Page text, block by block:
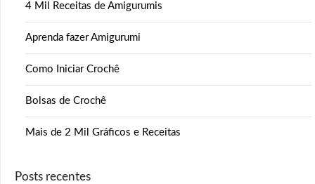
4 Mil Receitas de Amigurumis
Aprenda fazer Amigurumi
Como Iniciar Crochê
Bolsas de Crochê
Mais de 2 Mil Gráficos e Receitas
Posts recentes